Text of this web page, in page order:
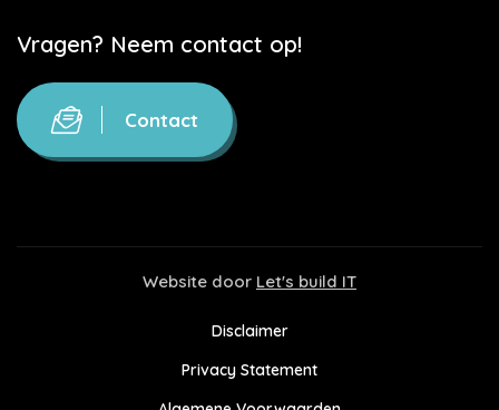
Vragen? Neem contact op!
Contact
Website door Let's build IT
Disclaimer
Privacy Statement